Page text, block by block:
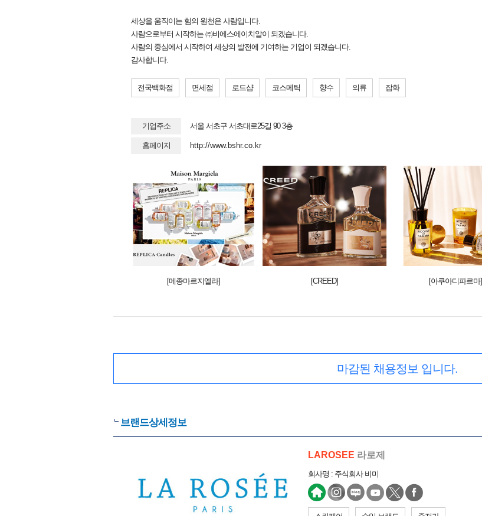
세상을 움직이는 힘의 원천은 사람입니다.
사람으로부터 시작하는 ㈜비에스에이치알이 되겠습니다.
사람의 중심에서 시작하여 세상의 발전에 기여하는 기업이 되겠습니다.
감사합니다.
전국백화점 면세점 로드샵 코스메틱 향수 의류 잡화
기업주소 서울 서초구 서초대로25길 90 3층
홈페이지 http://www.bshr.co.kr
[메종마르지엘라] [CREED] [아쿠아디파르마]
마감된 채용정보 입니다.
브랜드상세정보
LAROSEE 라로제
회사명 : 주식회사 비미